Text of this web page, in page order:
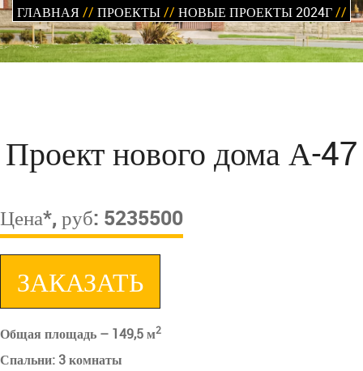
ГЛАВНАЯ // ПРОЕКТЫ // НОВЫЕ ПРОЕКТЫ 2024Г //
Проект нового дома А-47
Цена*, руб: 5235500
ЗАКАЗАТЬ
Общая площадь – 149,5 м2
Спальни: 3 комнаты